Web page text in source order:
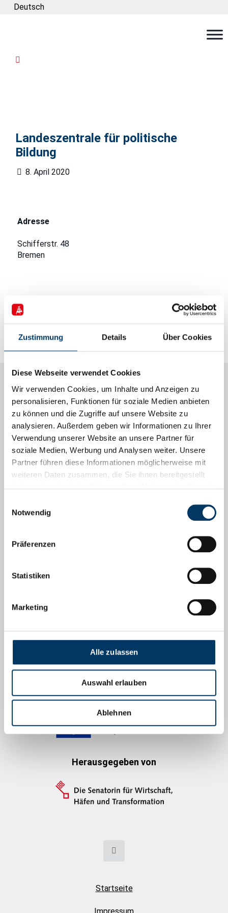
Zustimmung Details Über Cookies
Diese Webseite verwendet Cookies
Wir verwenden Cookies, um Inhalte und Anzeigen zu
personalisieren, Funktionen für soziale Medien anbieten
zu können und die Zugriffe auf unsere Website zu
analysieren. Außerdem geben wir Informationen zu Ihrer
Verwendung unserer Website an unsere Partner für
soziale Medien, Werbung und Analysen weiter. Unsere
Partner führen diese Informationen möglicherweise mit
weiteren Daten zusammen, die Sie ihnen bereitgestellt
Notwendig
Präferenzen
Statistiken
Marketing
Alle zulassen
Auswahl erlauben
Ablehnen
Deutsch
Landeszentrale für politische
Bildung
8. April 2020
Adresse
Schifferstr. 48
Bremen
<li>Keine Veranstaltungen an diesem Ort</li>
Informationen
Alle Artikel
Förderhinweise
EFRE-Förderung
LinkedIn
YouTube
Gefördert durch
Herausgegeben von
Startseite
Impressum